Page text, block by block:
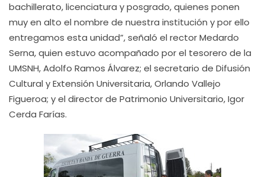
bachillerato, licenciatura y posgrado, quienes ponen
muy en alto el nombre de nuestra institución y por ello
entregamos esta unidad”, señaló el rector Medardo
Serna, quien estuvo acompañado por el tesorero de la
UMSNH, Adolfo Ramos Álvarez; el secretario de Difusión
Cultural y Extensión Universitaria, Orlando Vallejo
Figueroa; y el director de Patrimonio Universitario, Igor
Cerda Farías.